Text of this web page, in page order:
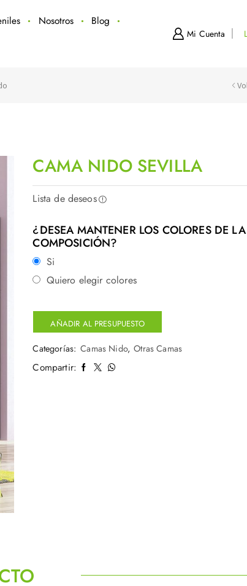
Nosotros
Blog
Mi Cuenta
CAMA NIDO SEVILLA
Lista de deseos
¿DESEA MANTENER LOS COLORES DE
COMPOSICIÓN?
Si
Quiero elegir colores
AÑADIR AL PRESUPUESTO
Categorías: Camas Nido, Otras Camas
Compartir: